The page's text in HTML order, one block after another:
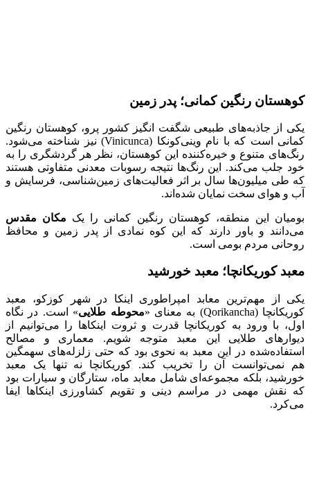
کوهستان رنگین کمانی؛ پدر زمین
یکی از جاذبه‌های طبیعی شگفت انگیز کشور پرو، کوهستان رنگین
کمانی است که با نام وینی‌کونکا (Vinicunca) نیز شناخته می‌شود.
رنگ‌های متنوع و خیره‌کننده این کوهستان، نظر هر گردشگری را به
خود جلب می‌کند. این رنگ‌ها نتیجه رسوبات معدنی متفاوتی هستند
که طی میلیون‌ها سال بر اثر فعالیت‌های زمین‌شناسی، فرسایش و
آب و هوای سخت نمایان شده‌اند.
بومیان این منطقه، کوهستان رنگین کمانی را یک مکان مقدس
می‌دانند و باور دارند که این کوه نمادی از پدر زمین و محافظ
روحانی مردم بومی است.
معبد کوریکانچا؛ معبد خورشید
یکی از مهم‌ترین معابد امپراطوری اینکا در شهر کوزکو، معبد
کوریکانچا (Qorikancha) به معنای «
محوطه طلایی» است. در نگاه
اول، با ورود به کوریکانچا قدرت و ثروت اینکاها را می‌توانیم از
دیوارهای طلایی این معبد متوجه شویم. معماری و مصالح
استفاده‌شده در این معبد به نحوی بود که حتی زلزله‌های سهمگین
هم نمی‌توانست آن را تخریب کند. کوریکانچا نه تنها یک معبد
خورشید، بلکه مجموعه‌ای شامل معابد ماه، ستارگان و سیارات بود
که نقش مهمی در مراسم دینی و تقویم کشاورزی اینکاها ایفا
می‌کرد.